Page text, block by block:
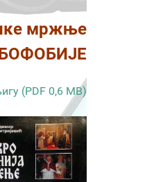
мржње
(PDF 0,6 MB)